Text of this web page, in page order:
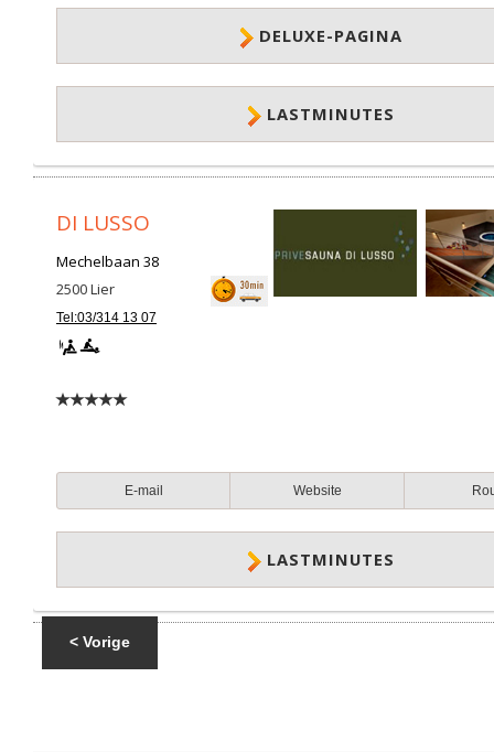
DELUXE-PAGINA
LASTMINUTES
DI LUSSO
Mechelbaan 38
2500Lier
Tel:03/314 13 07
E-mail Website
LASTMINUTES
< Vorige